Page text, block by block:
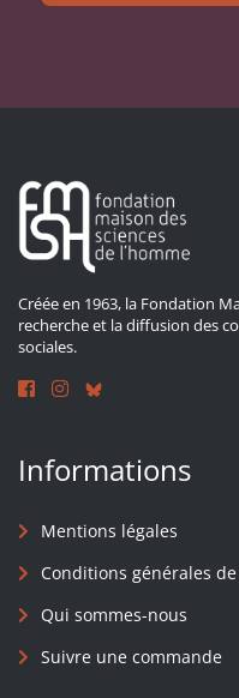
Créée en 1963, la Fondation
recherche et la diffusion des
sociales.
Informations
Mentions légales
Conditions générales
Qui sommes-nous
Suivre une commande